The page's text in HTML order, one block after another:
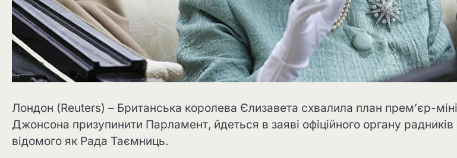
Лондон (Reuters) – Британська королева Єлизавета схвалила план прем’єр-
Джонсона призупинити Парламент, йдеться в заяві офіційного органу
відомого як Рада Таємниць.